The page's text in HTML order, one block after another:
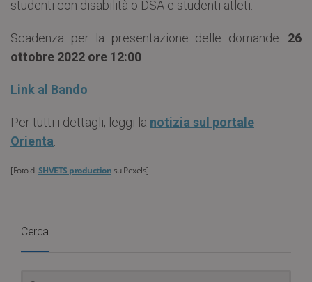
studenti con disabilità o DSA e studenti atleti.
Scadenza per la presentazione delle domande: 26
ottobre 2022 ore 12:00
Link al Bando
Per tutti i dettagli, leggi la notizia sul portale
Orienta
[Foto diSHVETS productionsu Pexels]
Cerca